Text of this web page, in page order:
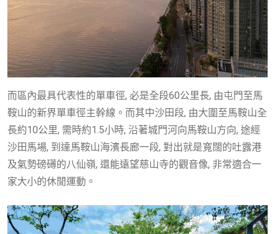
而區內最具代表性的單車徑, 必是全段60公里長, 由屯門至馬
鞍山的新界單車徑主幹線。而其中沙田段, 由大圍至馬鞍山全
長約10公里, 需時約1.5小時, 沿著城門河向馬鞍山方向, 途經
沙田馬場, 到達馬鞍山海濱長廊一段, 對出就是寬闊的吐露港
及氣勢磅礡的八仙嶺, 還能遠望慈山寺的觀音像, 非常適合一
家大小的休閒運動。